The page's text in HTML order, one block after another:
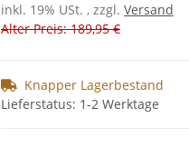
inkl. 19% USt. , zzgl. Versand
Alter Preis: 189,95 €
Knapper Lagerbestand
Lieferstatus: 1-2 Werktage